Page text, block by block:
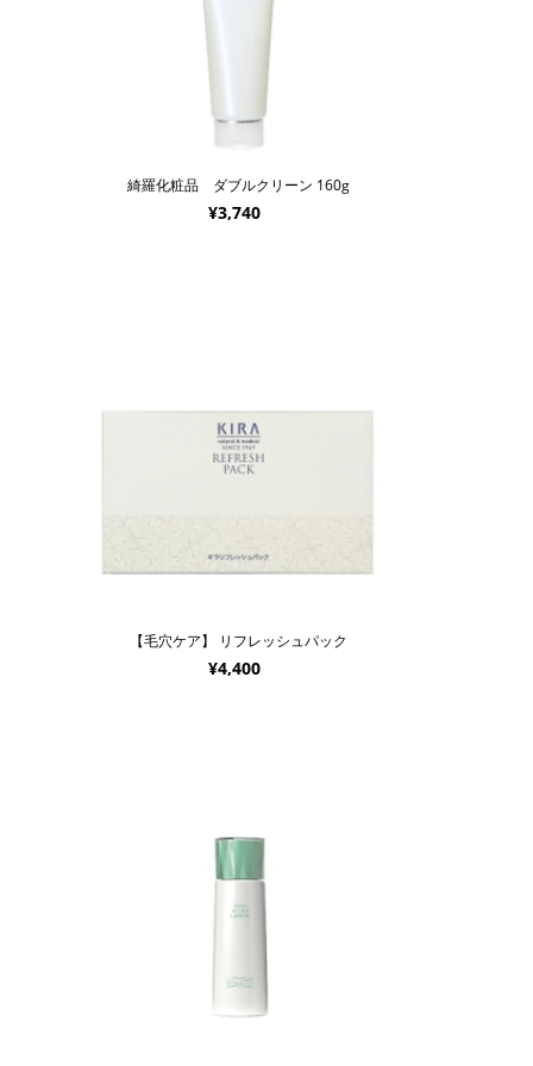
綺羅化粧品 ダブルクリーン 160g
¥3,740
【毛穴ケア】 リフレッシュパック
¥4,400